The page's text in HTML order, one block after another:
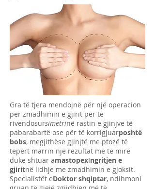
Gra të tjera mendojnë për një operacion
për zmadhimin e gjirit për të
rivendosursimetrinë rastin e gjinjve të
pabarabartë ose për të korrigjuarposhtë
bobs, megjithëse gjinjtë me ptozë të
tepërt marrin një rezultat më të mirë
duke shtuar amastopexIngritjen e
gjiritnë lidhje me zmadhimin e gjoksit.
Specialistët eDoktor shqiptar, ndihmoni